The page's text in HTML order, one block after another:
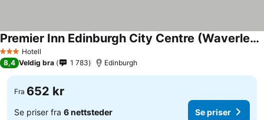
3 StjernerHotell
Premier Inn Edinburgh City Centre (Waverley) hotel
8,4 Veldig bra 1 783 Edinburgh
Fra 652 kr
Se priser fra 6 nettsteder Se priser